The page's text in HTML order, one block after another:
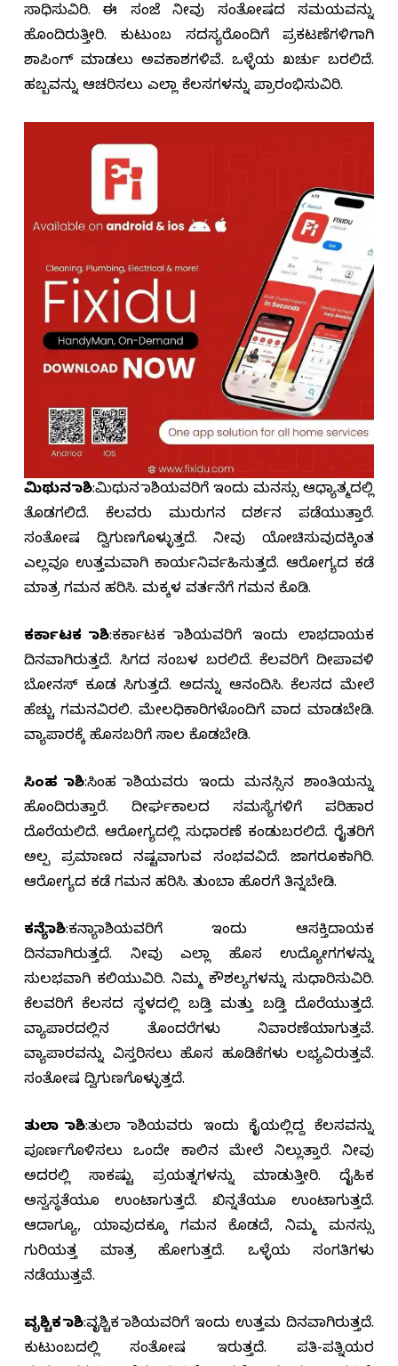
ಸಾಧಿಸುವಿರಿ. ಈ ಸಂಜೆ ನೀವು ಸಂತೋಷದ ಸಮಯವನ್ನು
ಹೊಂದಿರುತ್ತೀರಿ. ಕುಟುಂಬ ಸದಸ್ಯರೊಂದಿಗೆ ಪ್ರಕಟಣೆಗಳಿಗಾಗಿ
ಶಾಪಿಂಗ್ ಮಾಡಲು ಅವಕಾಶಗಳಿವೆ. ಒಳ್ಳೆಯ ಖರ್ಚು ಬರಲಿದೆ.
ಹಬ್ಬವನ್ನು ಆಚರಿಸಲು ಎಲ್ಲಾ ಕೆಲಸಗಳನ್ನು ಪ್ರಾರಂಭಿಸುವಿರಿ.
ಮಿಥುನ ರಾಶಿ:ಮಿಥುನ ರಾಶಿಯವರಿಗೆ ಇಂದು ಮನಸ್ಸು ಆಧ್ಯಾತ್ಮದಲ್ಲಿ
ತೊಡಗಲಿದೆ. ಕೆಲವರು ಮುರುಗನ ದರ್ಶನ ಪಡೆಯುತ್ತಾರೆ.
ಸಂತೋಷ ದ್ವಿಗುಣಗೊಳ್ಳುತ್ತದೆ. ನೀವು ಯೋಚಿಸುವುದಕ್ಕಿಂತ
ಎಲ್ಲವೂ ಉತ್ತಮವಾಗಿ ಕಾರ್ಯನಿರ್ವಹಿಸುತ್ತದೆ. ಆರೋಗ್ಯದ ಕಡೆ
ಮಾತ್ರ ಗಮನ ಹರಿಸಿ. ಮಕ್ಕಳ ವರ್ತನೆಗೆ ಗಮನ ಕೊಡಿ.
ಕರ್ಕಾಟಕ ರಾಶಿ:ಕರ್ಕಾಟಕ ರಾಶಿಯವರಿಗೆ ಇಂದು ಲಾಭದಾಯಕ
ದಿನವಾಗಿರುತ್ತದೆ. ಸಿಗದ ಸಂಬಳ ಬರಲಿದೆ. ಕೆಲವರಿಗೆ ದೀಪಾವಳಿ
ಬೋನಸ್ ಕೂಡ ಸಿಗುತ್ತದೆ. ಅದನ್ನು ಆನಂದಿಸಿ. ಕೆಲಸದ ಮೇಲೆ
ಹೆಚ್ಚು ಗಮನವಿರಲಿ. ಮೇಲಧಿಕಾರಿಗಳೊಂದಿಗೆ ವಾದ ಮಾಡಬೇಡಿ.
ವ್ಯಾಪಾರಕ್ಕೆ ಹೊಸಬರಿಗೆ ಸಾಲ ಕೊಡಬೇಡಿ.
ಸಿಂಹ ರಾಶಿ:ಸಿಂಹ ರಾಶಿಯವರು ಇಂದು ಮನಸ್ಸಿನ ಶಾಂತಿಯನ್ನು
ಹೊಂದಿರುತ್ತಾರೆ. ದೀರ್ಘಕಾಲದ ಸಮಸ್ಯೆಗಳಿಗೆ ಪರಿಹಾರ
ದೊರೆಯಲಿದೆ. ಆರೋಗ್ಯದಲ್ಲಿ ಸುಧಾರಣೆ ಕಂಡುಬರಲಿದೆ. ರೈತರಿಗೆ
ಅಲ್ಪ ಪ್ರಮಾಣದ ನಷ್ಟವಾಗುವ ಸಂಭವವಿದೆ. ಜಾಗರೂಕರಾಗಿರಿ.
ಆರೋಗ್ಯದ ಕಡೆ ಗಮನ ಹರಿಸಿ. ತುಂಬಾ ಹೊರಗೆ ತಿನ್ನಬೇಡಿ.
ಕನ್ಯೆರಾಶಿ:ಕನ್ಯಾರಾಶಿಯವರಿಗೆ ಇಂದು ಆಸಕ್ತಿದಾಯಕ
ದಿನವಾಗಿರುತ್ತದೆ. ನೀವು ಎಲ್ಲಾ ಹೊಸ ಉದ್ಯೋಗಗಳನ್ನು
ಸುಲಭವಾಗಿ ಕಲಿಯುವಿರಿ. ನಿಮ್ಮ ಕೌಶಲ್ಯಗಳನ್ನು ಸುಧಾರಿಸುವಿರಿ.
ಕೆಲವರಿಗೆ ಕೆಲಸದ ಸ್ಥಳದಲ್ಲಿ ಬಡ್ತಿ ಮತ್ತು ಬಡ್ತಿ ದೊರೆಯುತ್ತದೆ.
ವ್ಯಾಪಾರದಲ್ಲಿನ ತೊಂದರೆಗಳು ನಿವಾರಣೆಯಾಗುತ್ತವೆ.
ವ್ಯಾಪಾರವನ್ನು ವಿಸ್ತರಿಸಲು ಹೊಸ ಹೂಡಿಕೆಗಳು ಲಭ್ಯವಿರುತ್ತವೆ.
ಸಂತೋಷ ದ್ವಿಗುಣಗೊಳ್ಳುತ್ತದೆ.
ತುಲಾ ರಾಶಿ:ತುಲಾ ರಾಶಿಯವರು ಇಂದು ಕೈಯಲ್ಲಿದ್ದ ಕೆಲಸವನ್ನು
ಪೂರ್ಣಗೊಳಿಸಲು ಒಂದೇ ಕಾಲಿನ ಮೇಲೆ ನಿಲ್ಲುತ್ತಾರೆ. ನೀವು
ಅದರಲ್ಲಿ ಸಾಕಷ್ಟು ಪ್ರಯತ್ನಗಳನ್ನು ಮಾಡುತ್ತೀರಿ. ದೈಹಿಕ
ಅಸ್ವಸ್ಥತೆಯೂ ಉಂಟಾಗುತ್ತದೆ. ಖಿನ್ನತೆಯೂ ಉಂಟಾಗುತ್ತದೆ.
ಆದಾಗ್ಯೂ, ಯಾವುದಕ್ಕೂ ಗಮನ ಕೊಡದೆ, ನಿಮ್ಮ ಮನಸ್ಸು
ಗುರಿಯತ್ತ ಮಾತ್ರ ಹೋಗುತ್ತದೆ. ಒಳ್ಳೆಯ ಸಂಗತಿಗಳು
ನಡೆಯುತ್ತವೆ.
ವೃಶ್ಚಿಕ ರಾಶಿ:ವೃಶ್ಚಿಕ ರಾಶಿಯವರಿಗೆ ಇಂದು ಉತ್ತಮ ದಿನವಾಗಿರುತ್ತದೆ.
ಕುಟುಂಬದಲ್ಲಿ ಸಂತೋಷ ಇರುತ್ತದೆ. ಪತಿ-ಪತ್ನಿಯರ